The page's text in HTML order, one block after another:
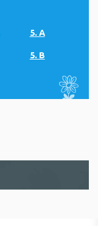
5. A
5. B